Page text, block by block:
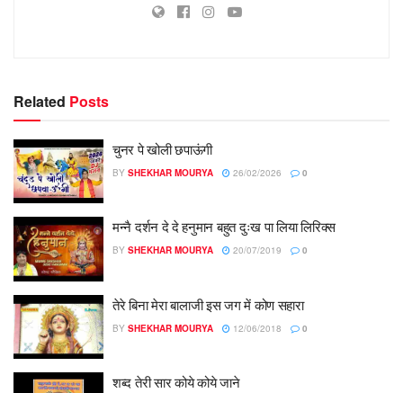
Related Posts
चुनर पे खोली छपाऊंगी
BY SHEKHAR MOURYA 26/02/2026 0
मन्नै दर्शन दे दे हनुमान बहुत दुःख पा लिया लिरिक्स
BY SHEKHAR MOURYA 20/07/2019 0
तेरे बिना मेरा बालाजी इस जग में कोण सहारा
BY SHEKHAR MOURYA 12/06/2018 0
शब्द तेरी सार कोये कोये जाने